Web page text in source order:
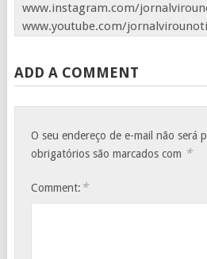
www.instagram.com/
www.youtube.com/
ADD A COMMENT
O seu endereço de e-mail não será
obrigatórios são marcados com *
Comment: *